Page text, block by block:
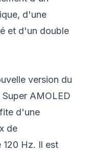
d'une
et d'un double
version du
AMOLED
d'une
de
120 Hz. Il est